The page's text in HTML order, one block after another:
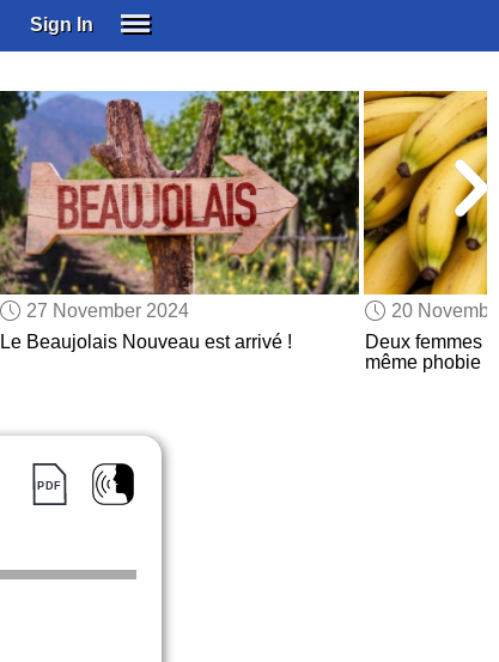
Sign In
SUBSCRIBE
EDUCATIONAL LICENSES
GIFT CARDS
OTHER LANGUAGES
ABOUT US
ALEXA
ADJUST COLORS
27 November 2024
Le Beaujolais Nouveau est arrivé !
20
Deux femmes
même phobie